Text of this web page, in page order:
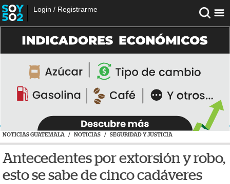
Login / Registrarme
NOTICIAS GUATEMALA / NOTICIAS / SEGURIDAD Y JUSTICIA
Antecedentes por extorsión y robo,
esto se sabe de cinco cadáveres